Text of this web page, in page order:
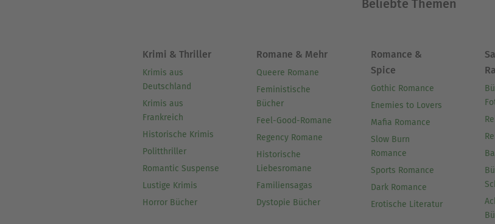
Beliebte Themen
Krimi & Thriller
Krimis aus
Deutschland
Krimis aus
Frankreich
Historische Krimis
Politthriller
Romantic Suspense
Lustige Krimis
Horror Bücher
Romane & Mehr
Queere Romane
Feministische
Bücher
Feel-Good-Romane
Regency Romane
Historische
Liebesromane
Familiensagas
Dystopie Bücher
Romance &
Spice
Gothic Romance
Enemies to Lovers
Mafia Romance
Slow Burn
Romance
Sports Romance
Dark Romance
Erotische Literatur